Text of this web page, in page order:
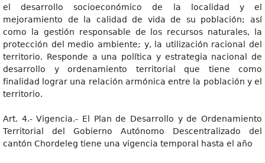
el desarrollo socioeconómico de la localidad y el
mejoramiento de la calidad de vida de su población; así
como la gestión responsable de los recursos naturales, la
protección del medio ambiente; y, la utilización racional del
territorio. Responde a una política y estrategia nacional de
desarrollo y ordenamiento territorial que tiene como
finalidad lograr una relación armónica entre la población y el
territorio.
Art. 4.- Vigencia.- El Plan de Desarrollo y de Ordenamiento
Territorial del Gobierno Autónomo Descentralizado del
cantón Chordeleg tiene una vigencia temporal hasta el año